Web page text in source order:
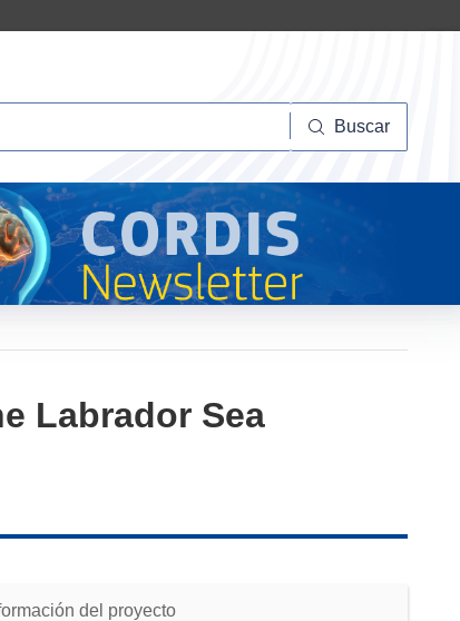
Buscar
Labrador Sea
del proyecto